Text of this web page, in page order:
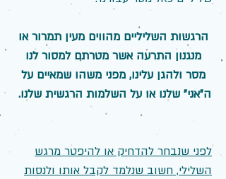
הרגשות השליליים מהווים מעין תמרור או
מנגנון התרעה אשר מטרתם למסור לנו
מסר ולהגן עלינו, מפני משהו שמאיים על
ה"אני" שלנו או על השלמות הרגשית שלנו.
לפני שנבחר להדחיק או להיפטר מרגש
השלילי, חשוב שנלמד לקבל אותו ולנסות